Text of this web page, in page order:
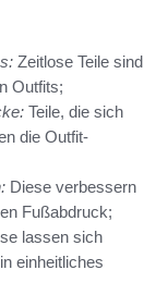
Zeitlose Teile sind
Outfits;
Teile, die sich
die Outfit-
Diese verbessern
Fußabdruck;
lassen sich
einheitliches